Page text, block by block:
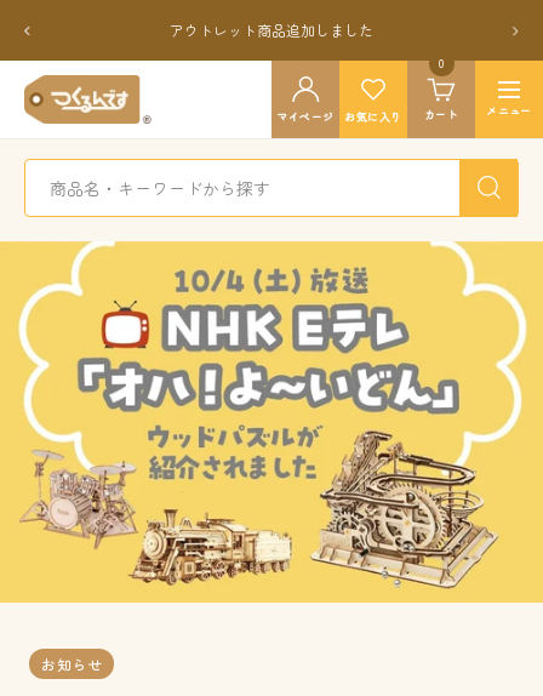
テ
戻
る
アウトレット商品追加しました
次
へ
つ
く
ん
す
公
マイページ お気に入り カート
0
ナ
ビ
ゲ
シ
ョ
メニュー
お知らせ